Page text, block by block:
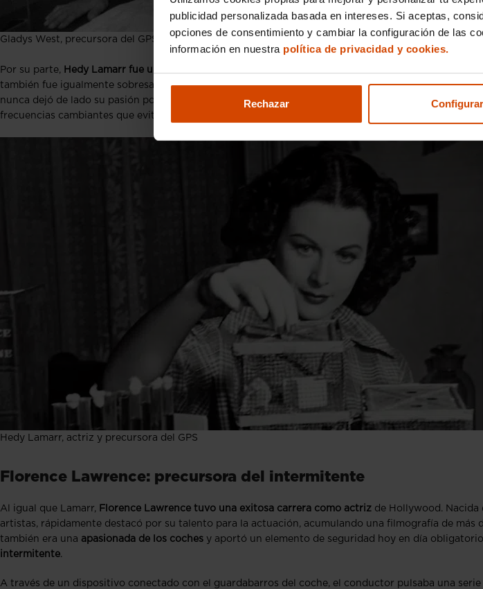
publicidad personalizada basada en intereses. Si aceptas,
opciones de consentimiento y cambiar la configuración de las
información en nuestra política de privacidad y cookies.
Rechazar Configurar
Gladys West, precursora del GPS
Por su parte, Hedy Lamarr fue una actriz austriaca
también fue igualmente sobresaliente. Estudióingenieríaaunque abandonó dichos estudios por su
nunca dejó de lado su pasión por la
física y las matemáticas. Durante la Segunda Guerra Mundial
frecuencias cambiantes que evitaban interferencias, idea aplicable a misiles teledirigidos y,
Hedy Lamarr, actriz y precursora del GPS
Florence Lawrence: precursora del intermitente
Al igual que Lamarr, Florence Lawrence tuvo una exitosa carrera como actriz de Hollywood. Nacida
artistas, rápidamente destacó por su talento para la actuación, acumulando una filmografía de más
también era una apasionada de los coches y aportó un elemento de seguridad hoy en día
intermitente.
A través de un dispositivo conectado con el guardabarros del coche, el conductor pulsaba una